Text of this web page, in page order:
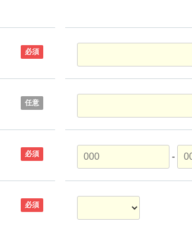
必須
任意
必須 -
必須